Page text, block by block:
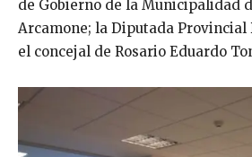
de Gobierno de la Municipalidad
Arcamone; la Diputada Provincial
el concejal de Rosario Eduardo